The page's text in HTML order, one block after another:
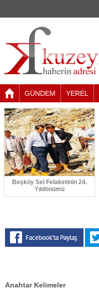
GÜNDEM YEREL
Beşköy Sel Felaketinin 24.
Yıldönümü
Anahtar Kelimeler